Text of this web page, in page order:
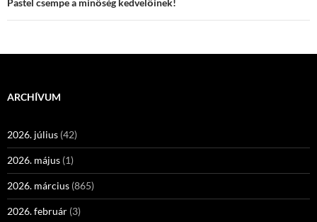
ARCHÍVUM
2026. július (42)
2026. május (1)
2026. március (865)
2026. február (3)